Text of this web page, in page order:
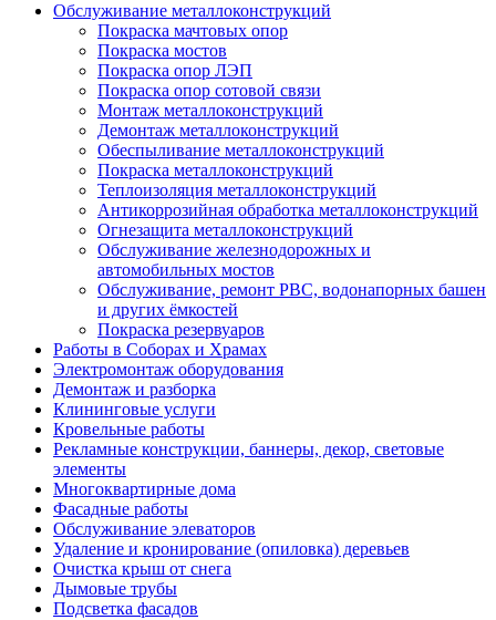
Обслуживание металлоконструкций
Покраска мачтовых опор
Покраска мостов
Покраска опор ЛЭП
Покраска опор сотовой связи
Монтаж металлоконструкций
Демонтаж металлоконструкций
Обеспыливание металлоконструкций
Покраска металлоконструкций
Теплоизоляция металлоконструкций
Антикоррозийная обработка металлоконструкций
Огнезащита металлоконструкций
Обслуживание железнодорожных и
автомобильных мостов
Обслуживание, ремонт РВС, водонапорных башен
и других ёмкостей
Покраска резервуаров
Работы в Соборах и Храмах
Электромонтаж оборудования
Демонтаж и разборка
Клининговые услуги
Кровельные работы
Рекламные конструкции, баннеры, декор, световые
элементы
Многоквартирные дома
Фасадные работы
Обслуживание элеваторов
Удаление и кронирование (опиловка) деревьев
Очистка крыш от снега
Дымовые трубы
Подсветка фасадов